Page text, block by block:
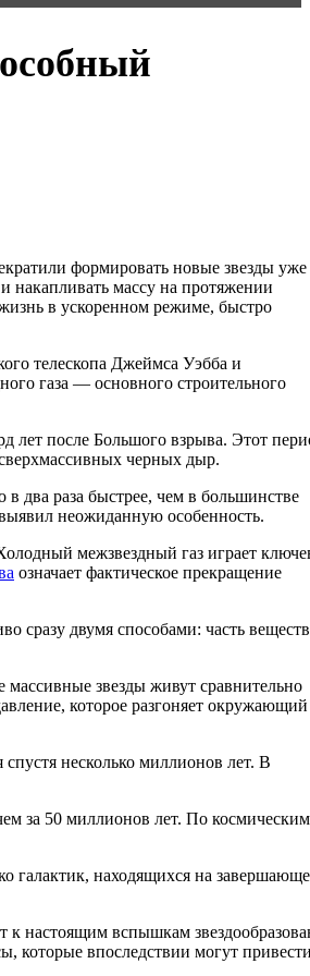
формировать новые звезды уже
накапливать массу на протяжении
в ускоренном режиме, быстро
телескопа Джеймса Уэбба и
газа — основного строительного
лет после Большого взрыва. Этот
черных дыр.
два раза быстрее, чем в большинстве
неожиданную особенность.
межзвездный газ играет
означает фактическое прекращение
сразу двумя способами: часть
звезды живут сравнительно
которое разгоняет окружающий
несколько миллионов лет. В
за 50 миллионов лет. По космическим
галактик, находящихся на
к настоящим вспышкам
которые впоследствии могут